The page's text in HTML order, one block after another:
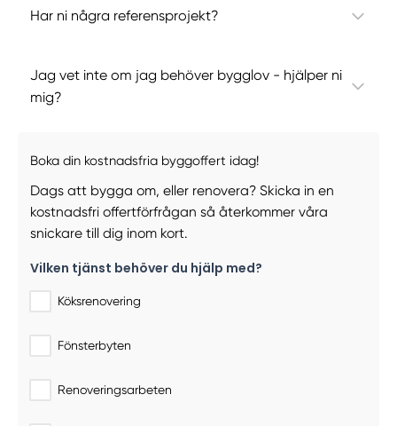
Har ni några referensprojekt?
Jag vet inte om jag behöver bygglov - hjälper ni
mig?
Boka din kostnadsfria byggoffert idag!
Dags att bygga om, eller renovera? Skicka in en
kostnadsfri offertförfrågan så återkommer våra
snickare till dig inom kort.
Vilken tjänst behöver du hjälp med?
Köksrenovering
Fönsterbyten
Renoveringsarbeten